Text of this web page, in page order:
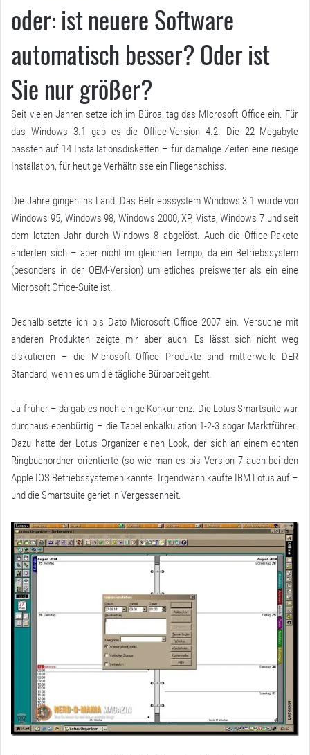
oder: ist neuere Software
automatisch besser? Oder ist
Sie nur größer?
Seit vielen Jahren setze ich im Büroalltag das MIcrosoft Office ein. Für
das Windows 3.1 gab es die Office-Version 4.2. Die 22 Megabyte
passten auf 14 Installationsdisketten – für damalige Zeiten eine riesige
Installation, für heutige Verhältnisse ein Fliegenschiss.
Die Jahre gingen ins Land. Das Betriebssystem Windows 3.1 wurde von
Windows 95, Windows 98, Windows 2000, XP, Vista, Windows 7 und seit
dem letzten Jahr durch Windows 8 abgelöst. Auch die Office-Pakete
änderten sich – aber nicht im gleichen Tempo, da ein Betriebssystem
(besonders in der OEM-Version) um etliches preiswerter als ein eine
Microsoft Office-Suite ist.
Deshalb setzte ich bis Dato Microsoft Office 2007 ein. Versuche mit
anderen Produkten zeigte mir aber auch: Es lässt sich nicht weg
diskutieren – die Microsoft Office Produkte sind mittlerweile DER
Standard, wenn es um die tägliche Büroarbeit geht.
Ja früher – da gab es noch einige Konkurrenz. Die Lotus Smartsuite war
durchaus ebenbürtig – die Tabellenkalkulation 1-2-3 sogar Marktführer.
Dazu hatte der Lotus Organizer einen Look, der sich an einem echten
Ringbuchordner orientierte (so wie man es bis Version 7 auch bei den
Apple IOS Betriebssystemen kannte. Irgendwann kaufte IBM Lotus auf –
und die Smartsuite geriet in Vergessenheit.